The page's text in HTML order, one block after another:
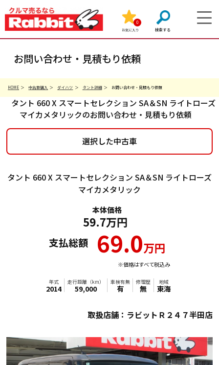
お気に入り
0
お問い合わせ・見積もり依頼
HOME 中古車購入 ダイハツ タント詳細 お問い合わせ・見積もり依頼
タント 660 X スマートセレクション SA＆SN ライトローズ
マイカメタリックのお問い合わせ・見積もり依頼
選択した中古車
タント 660 X スマートセレクション SA＆SN ライトローズ
マイカメタリック
本体価格
59.7万円
支払総額 69.0万円
※価格はすべて税込み
走行距離（km）
59,000
車検有無
有
修理歴
無
地域
東海
取扱店舗：ラビットＲ２４７半田店